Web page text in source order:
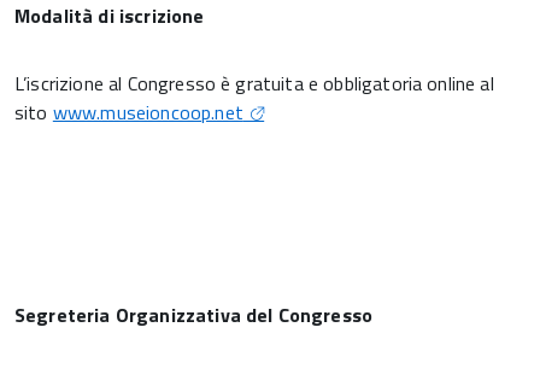
Modalità di iscrizione
L’iscrizione al Congresso è gratuita e obbligatoria online al
sito www.museioncoop.net
Segreteria Organizzativa del Congresso